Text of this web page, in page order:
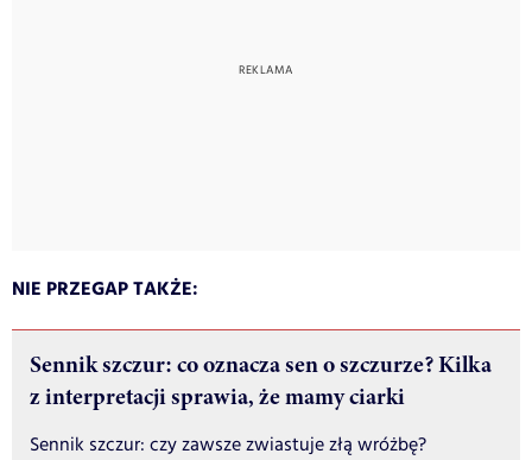
NIE PRZEGAP TAKŻE:
Sennik szczur: co oznacza sen o szczurze? Kilka
z interpretacji sprawia, że mamy ciarki
Sennik szczur: czy zawsze zwiastuje złą wróżbę?